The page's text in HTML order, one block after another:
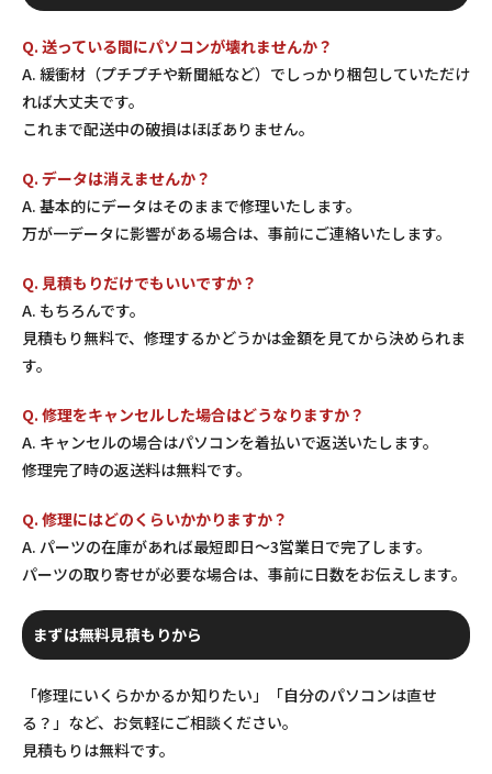
Q. 送っている間にパソコンが壊れませんか？
A. 緩衝材（プチプチや新聞紙など）でしっかり梱包していただけ
れば大丈夫です。
これまで配送中の破損はほぼありません。
Q. データは消えませんか？
A. 基本的にデータはそのままで修理いたします。
万が一データに影響がある場合は、事前にご連絡いたします。
Q. 見積もりだけでもいいですか？
A. もちろんです。
見積もり無料で、修理するかどうかは金額を見てから決められま
す。
Q. 修理をキャンセルした場合はどうなりますか？
A. キャンセルの場合はパソコンを着払いで返送いたします。
修理完了時の返送料は無料です。
Q. 修理にはどのくらいかかりますか？
A. パーツの在庫があれば最短即日〜3営業日で完了します。
パーツの取り寄せが必要な場合は、事前に日数をお伝えします。
まずは無料見積もりから
「修理にいくらかかるか知りたい」「自分のパソコンは直せ
る？」など、お気軽にご相談ください。
見積もりは無料です。